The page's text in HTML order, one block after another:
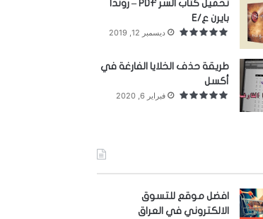
تحميل كتاب السر PDF – روندا
بايرن ع/E
ديسمبر 12, 2019
طريقة حذف الخلايا الفارغة في
أكسل
فبراير 6, 2020
افضل موقع للتسوق
الالكتروني في العراق